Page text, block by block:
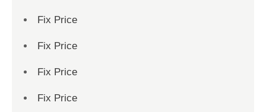
Fix Price
Fix Price
Fix Price
Fix Price